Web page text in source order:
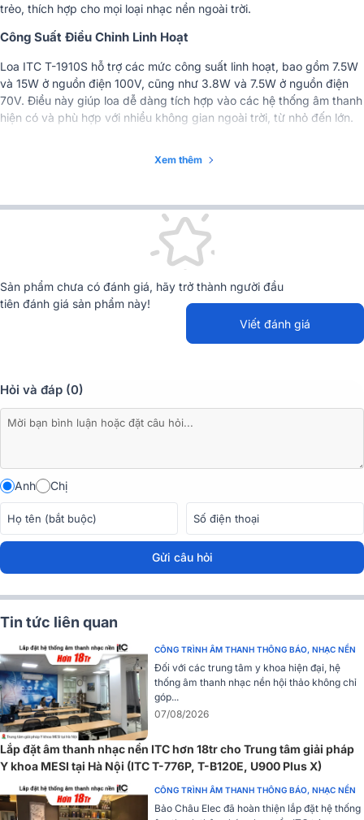
trẻo, thích hợp cho mọi loại nhạc nền ngoài trời.
Công Suất Điều Chỉnh Linh Hoạt
Loa ITC T-1910S hỗ trợ các mức công suất linh hoạt, bao gồm 7.5W
và 15W ở nguồn điện 100V, cũng như 3.8W và 7.5W ở nguồn điện
70V. Điều này giúp loa dễ dàng tích hợp vào các hệ thống âm thanh
hiện có và phù hợp với nhiều không gian ngoài trời, từ nhỏ đến lớn.
chuẩn IP66 về chống nước và chống bụi, đảm bảo hoạt động ổn
định trong mọi điều kiện môi trường, từ mưa lớn đến nắng gắt.
Kích Thước và Trọng Lượng Tối Ưu
Loa có kích thước 290x300x337mm và trọng lượng 2.91kg, cùng
kích thước cắt đặt 255x255x255mm, giúp dễ dàng lắp đặt ở nhiều
vị trí khác nhau trong không gian ngoài trời. Thiết kế nhỏ gọn nhưng
chắc chắn của loa không chỉ mang lại sự tiện lợi trong việc lắp đặt
Loa sân vườn ITC
muốn nâng cao chất lượng âm thanh trong không gian ngoài trời mà
khám phá và sở hữu sản phẩm chất lượng này!
Xem thêm
Sản phẩm chưa có đánh giá, hãy trở thành người đầu
tiên đánh giá sản phẩm này!
Viết đánh giá
Hỏi và đáp (0)
Anh Chị
Gửi câu hỏi
Tin tức liên quan
CÔNG TRÌNH ÂM THANH THÔNG BÁO, NHẠC NỀN
Đối với các trung tâm y khoa hiện đại, hệ
thống âm thanh nhạc nền hội thảo không chỉ
góp...
07/08/2026
Lắp đặt âm thanh nhạc nền ITC hơn 18tr cho Trung tâm giải pháp
Y khoa MESI tại Hà Nội (ITC T-776P, T-B120E, U900 Plus X)
CÔNG TRÌNH ÂM THANH THÔNG BÁO, NHẠC NỀN
Bảo Châu Elec đã hoàn thiện lắp đặt hệ thống